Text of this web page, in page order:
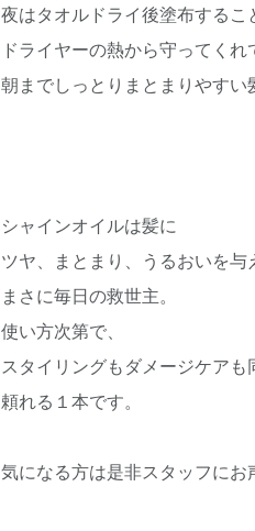
夜はタオルドライ後塗布するこ
ドライヤーの熱から守ってくれ
朝までしっとりまとまりやすい
シャインオイルは髪に
ツヤ、まとまり、うるおいを与
まさに毎日の救世主。
使い方次第で、
スタイリングもダメージケアも
頼れる１本です。
気になる方は是非スタッフにお